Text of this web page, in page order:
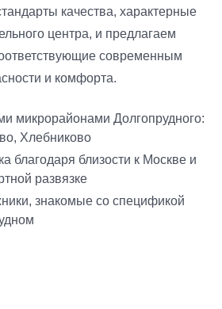
качества, характерные
центра, и предлагаем
современным
и комфорта.
микрорайонами Долгопрудного:
Хлебниково
благодаря близости к Москве и
развязке
знакомые со спецификой